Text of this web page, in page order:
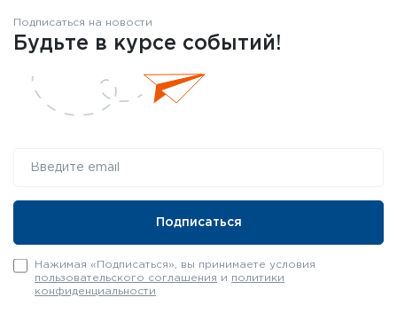
Подписаться на новости
Будьте в курсе событий!
Нажимая «Подписаться», вы принимаете условия
пользовательского соглашения и политики
конфиденциальности